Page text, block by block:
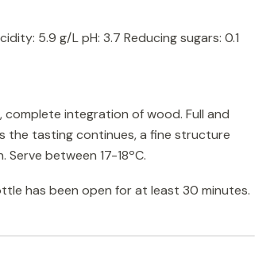
5.9 g/L pH: 3.7 Reducing sugars: 0.1
integration of wood. Full and
the tasting continues, a fine structure
between 17-18ºC.
has been open for at least 30 minutes.